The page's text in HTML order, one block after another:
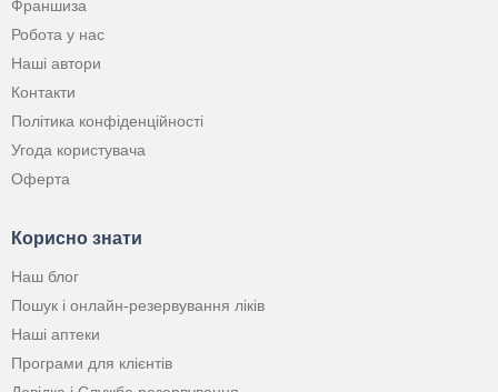
Франшиза
Робота у нас
Наші автори
Контакти
Політика конфіденційності
Угода користувача
Оферта
Корисно знати
Наш блог
Пошук і онлайн-резервування ліків
Наші аптеки
Програми для клієнтів